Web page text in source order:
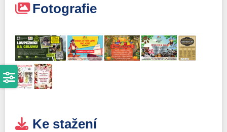
Fotografie
Ke stažení